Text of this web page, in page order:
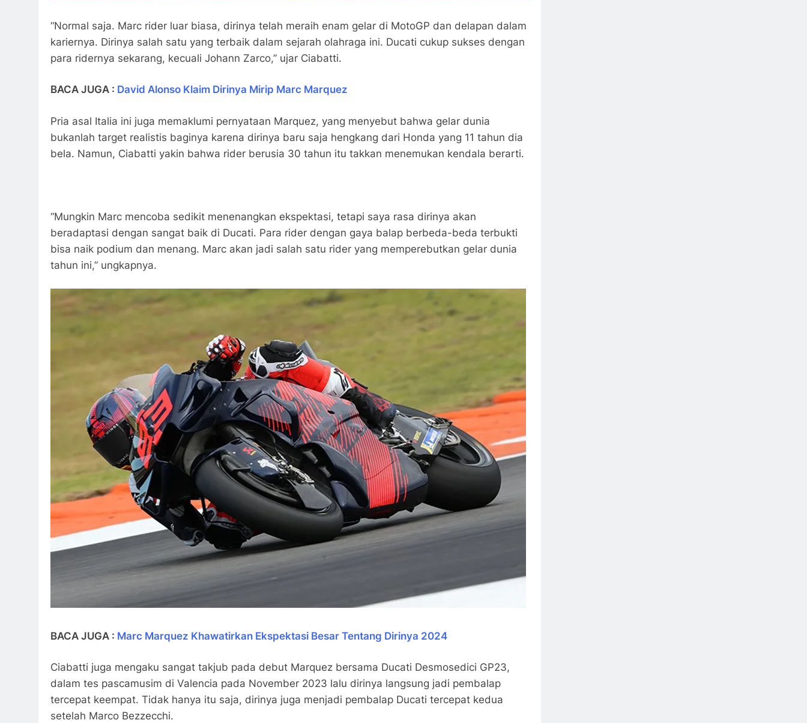
“Normal saja. Marc rider luar biasa, dirinya telah meraih enam gelar di MotoGP dan delapan dalam
kariernya. Dirinya salah satu yang terbaik dalam sejarah olahraga ini. Ducati cukup sukses dengan
para ridernya sekarang, kecuali Johann Zarco,” ujar Ciabatti.
BACA JUGA : David Alonso Klaim Dirinya Mirip Marc Marquez
Pria asal Italia ini juga memaklumi pernyataan Marquez, yang menyebut bahwa gelar dunia
bukanlah target realistis baginya karena dirinya baru saja hengkang dari Honda yang 11 tahun dia
bela. Namun, Ciabatti yakin bahwa rider berusia 30 tahun itu takkan menemukan kendala berarti.
“Mungkin Marc mencoba sedikit menenangkan ekspektasi, tetapi saya rasa dirinya akan
beradaptasi dengan sangat baik di Ducati. Para rider dengan gaya balap berbeda-beda terbukti
bisa naik podium dan menang. Marc akan jadi salah satu rider yang memperebutkan gelar dunia
tahun ini,” ungkapnya.
BACA JUGA : Marc Marquez Khawatirkan Ekspektasi Besar Tentang Dirinya 2024
Ciabatti juga mengaku sangat takjub pada debut Marquez bersama Ducati Desmosedici GP23,
dalam tes pascamusim di Valencia pada November 2023 lalu dirinya langsung jadi pembalap
tercepat keempat. Tidak hanya itu saja, dirinya juga menjadi pembalap Ducati tercepat kedua
setelah Marco Bezzecchi.